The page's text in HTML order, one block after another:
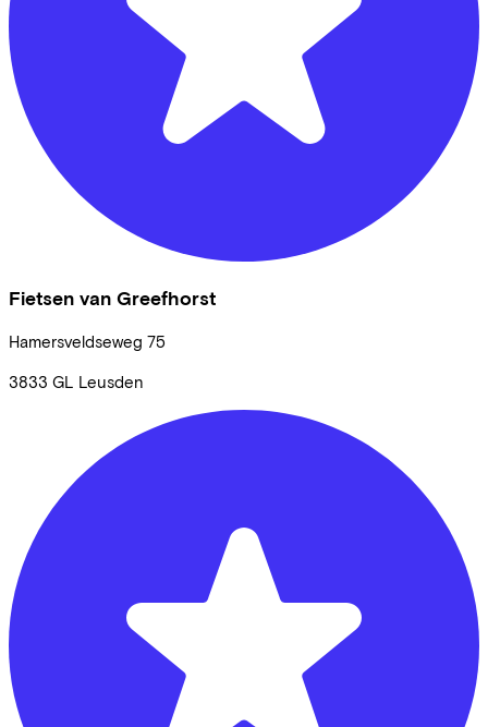
Fietsen van Greefhorst
Hamersveldseweg 75
3833 GL Leusden